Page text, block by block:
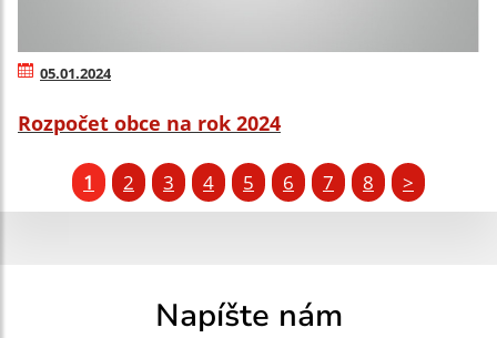
05.01.2024
Rozpočet obce na rok 2024
1 2 3 4 5 6 7 8 >
Napíšte nám